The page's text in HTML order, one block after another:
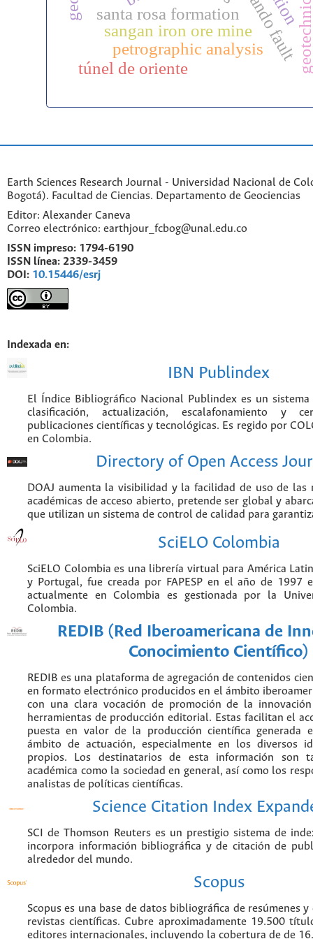
santa rosa formation
petrographic analysis
sangan iron ore mine
túnel de oriente
Earth Sciences Research Journal - Universidad Nacional de
Bogotá). Facultad de Ciencias. Departamento de Geociencias
Editor: Alexander Caneva
Correo electrónico: earthjour_fcbog@unal.edu.co
ISSN impreso: 1794-6190
ISSN línea: 2339-3459
DOI: 10.15446/esrj
Indexada en:
IBN Publindex
El Índice Bibliográfico Nacional Publindex es un
clasificación, actualización, escalafonamiento y
publicaciones científicas y tecnológicas. Es regido por
en Colombia.
Directory of Open Access
DOAJ aumenta la visibilidad y la facilidad de uso de las
académicas de acceso abierto, pretende ser global y
que utilizan un sistema de control de calidad para
SciELO Colombia
SciELO Colombia es una librería virtual para América
y Portugal, fue creada por FAPESP en el año de 1997
actualmente en Colombia es gestionada por la
Colombia.
REDIB (Red Iberoamericana de
Conocimiento Científico)
REDIB es una plataforma de agregación de contenidos
en formato electrónico producidos en el ámbito
con una clara vocación de promoción de la
herramientas de producción editorial. Estas facilitan el
puesta en valor de la producción científica generada
ámbito de actuación, especialmente en los diversos
propios. Los destinatarios de esta información son
académica como la sociedad en general, así como los
analistas de políticas científicas.
Science Citation Index
SCI de Thomson Reuters es un prestigio sistema de
incorpora información bibliográfica y de citación de
alrededor del mundo.
Scopus
Scopus es una base de datos bibliográfica de resúmenes
revistas científicas. Cubre aproximadamente 19.500
editores internacionales, incluyendo la cobertura de de